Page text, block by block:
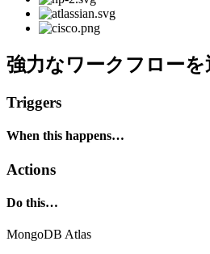
強力なワークフローを
Triggers
When this happens…
Actions
Do this…
MongoDB Atlas